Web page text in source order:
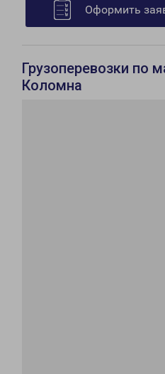
Оформить
Грузоперевозки по
Коломна